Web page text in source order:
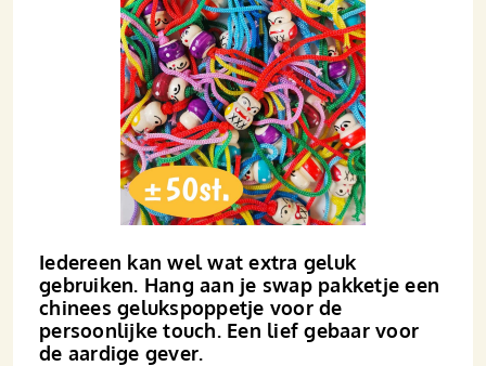
Iedereen kan wel wat extra geluk
gebruiken. Hang aan je swap pakketje een
chinees gelukspoppetje voor de
persoonlijke touch. Een lief gebaar voor
de aardige gever.